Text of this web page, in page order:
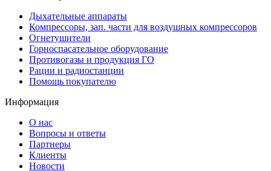
Дыхательные аппараты
Компрессоры, зап. части для воздушных компрессоров
Огнетушители
Горноспасательное оборудование
Противогазы и продукция ГО
Рации и радиостанции
Помощь покупателю
Информация
О нас
Вопросы и ответы
Партнеры
Клиенты
Новости